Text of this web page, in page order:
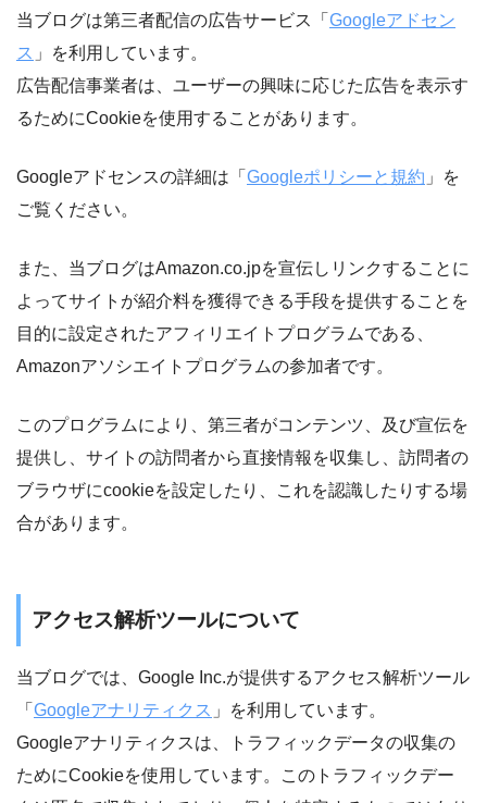
当ブログは第三者配信の広告サービス「 Googleアドセン
ス 」を利用しています。
広告配信事業者は、ユーザーの興味に応じた広告を表示す
るためにCookieを使用することがあります。
Googleアドセンスの詳細は「 Googleポリシーと規約 」を
ご覧ください。
また、当ブログはAmazon.co.jpを宣伝しリンクすることに
よってサイトが紹介料を獲得できる手段を提供することを
目的に設定されたアフィリエイトプログラムである、
Amazonアソシエイトプログラムの参加者です。
このプログラムにより、第三者がコンテンツ、及び宣伝を
提供し、サイトの訪問者から直接情報を収集し、訪問者の
ブラウザにcookieを設定したり、これを認識したりする場
合があります。
アクセス解析ツールについて
当ブログでは、Google Inc.が提供するアクセス解析ツール
「 Googleアナリティクス 」を利用しています。
Googleアナリティクスは、トラフィックデータの収集の
ためにCookieを使用しています。このトラフィックデー